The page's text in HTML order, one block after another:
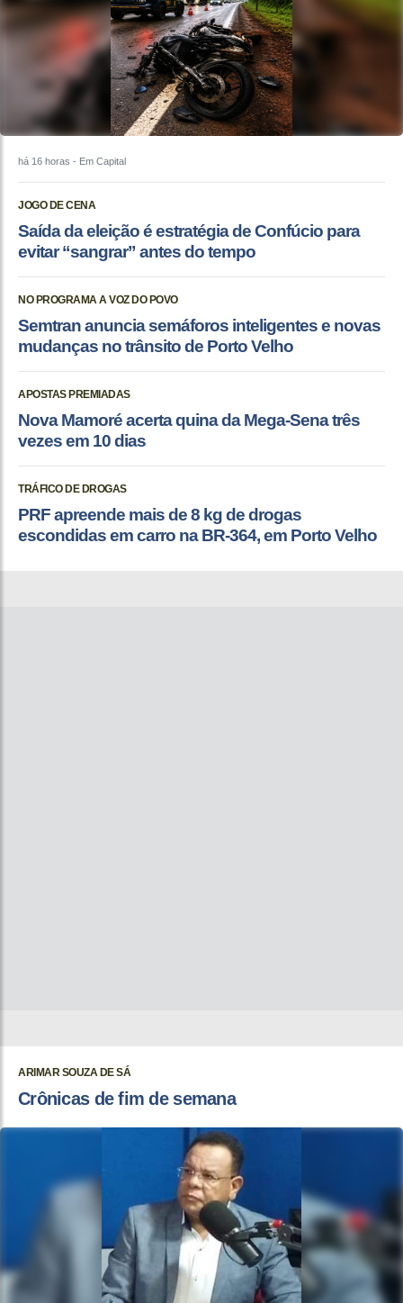
há 16 horas - Em Capital
JOGO DE CENA
Saída da eleição é estratégia de Confúcio para
evitar “sangrar” antes do tempo
NO PROGRAMA A VOZ DO POVO
Semtran anuncia semáforos inteligentes e novas
mudanças no trânsito de Porto Velho
APOSTAS PREMIADAS
Nova Mamoré acerta quina da Mega-Sena três
vezes em 10 dias
TRÁFICO DE DROGAS
PRF apreende mais de 8 kg de drogas
escondidas em carro na BR-364, em Porto Velho
ARIMAR SOUZA DE SÁ
Crônicas de fim de semana